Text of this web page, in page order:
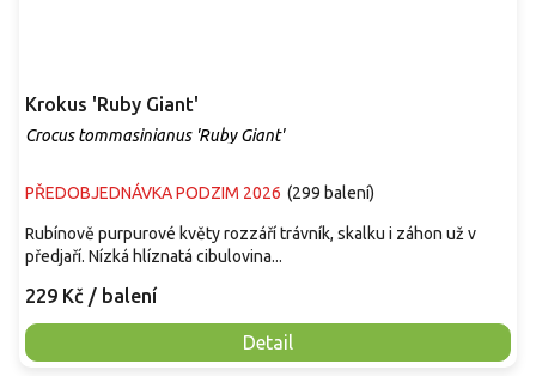
Krokus 'Ruby Giant'
Crocus tommasinianus 'Ruby Giant'
PŘEDOBJEDNÁVKA PODZIM 2026 (299 balení)
229 Kč / balení
Detail
Rubínově purpurové květy rozzáří trávník, skalku i záhon už v
předjaří. Nízká hlíznatá cibulovina...